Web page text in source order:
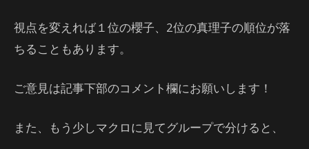
視点を変えれば１位の櫻子、2位の真理子の順位が落
ちることもあります。
ご意見は記事下部のコメント欄にお願いします！
また、もう少しマクロに見てグループで分けると、